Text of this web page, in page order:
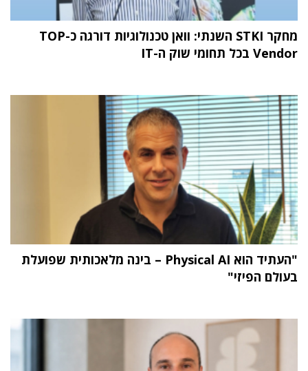
מחקר STKI השנתי: וואן טכנולוגיות דורגה כ-TOP
Vendor בכל תחומי שוק ה-IT
"העתיד הוא Physical AI – בינה מלאכותית שפועלת
בעולם הפיזי"